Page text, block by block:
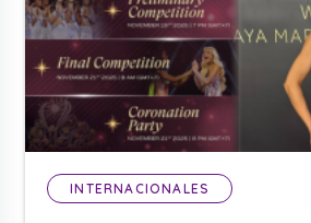
INTERNACIONALES